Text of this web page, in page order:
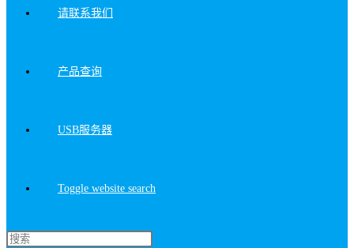
请联系我们
产品查询
USB服务器
Toggle website search